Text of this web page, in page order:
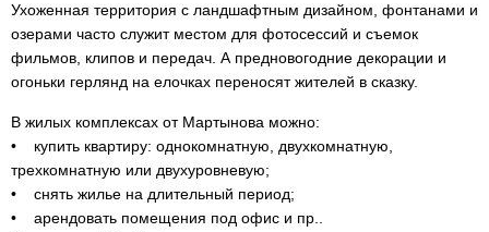
Ухоженная территория с ландшафтным дизайном, фонтанами и
озерами часто служит местом для фотосессий и съемок
фильмов, клипов и передач. А предновогодние декорации и
огоньки герлянд на елочках переносят жителей в сказку.
В жилых комплексах от Мартынова можно:
• купить квартиру: однокомнатную, двухкомнатную,
трехкомнатную или двухуровневую;
• снять жилье на длительный период;
• арендовать помещения под офис и пр..